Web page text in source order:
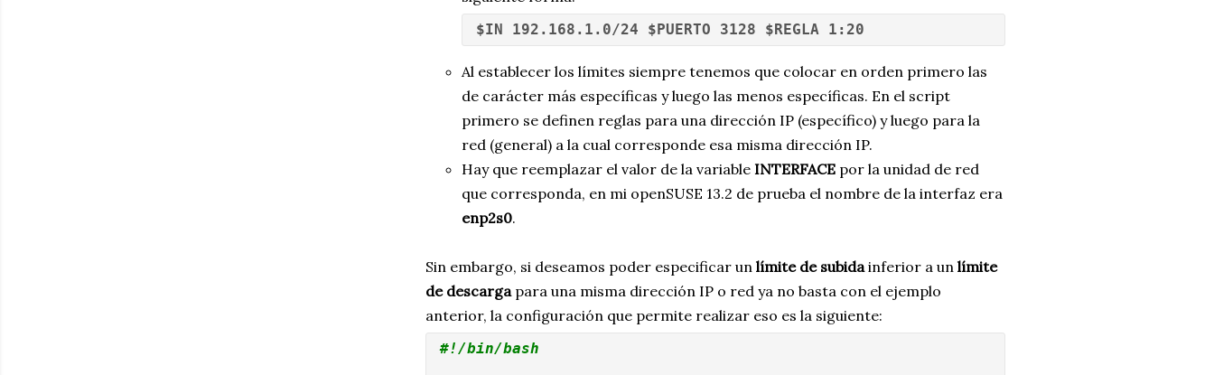
$IN 192.168.1.0/24 $PUERTO 3128 $REGLA 1:20
Al establecer los límites siempre tenemos que colocar en orden primero las
de carácter más específicas y luego las menos específicas. En el script
primero se definen reglas para una dirección IP (específico) y luego para la
red (general) a la cual corresponde esa misma dirección IP.
Hay que reemplazar el valor de la variable INTERFACE por la unidad de red
que corresponda, en mi openSUSE 13.2 de prueba el nombre de la interfaz era
enp2s0.
Sin embargo, si deseamos poder especificar un límite de subidainferior a un límite
de descargapara una misma dirección IP o red ya no basta con el ejemplo
anterior, la configuración que permite realizar eso es la siguiente:
#!/bin/bash